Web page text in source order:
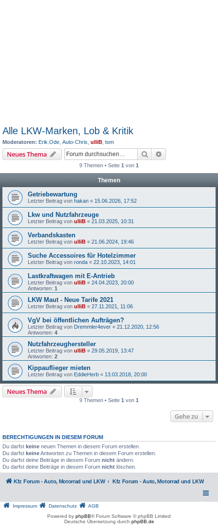
Alle LKW-Marken, Lob & Kritik
Moderatoren: Erik.Ode Auto-Chris ulliB tom
Neues Thema Suche
9 Themen • Seite 1 von 1
Themen
Getriebewartung
Letzter Beitrag von hakan « 15.06.2026, 17:52
Lkw und Nutzfahrzeuge
Letzter Beitrag von ulliB « 21.03.2025, 10:31
Verbandskasten
Letzter Beitrag von ulliB « 21.06.2024, 19:46
Suche Accessoires für Hotelzimmer
Letzter Beitrag von ronda « 22.10.2023, 14:01
Lastkraftwagen mit E-Antrieb
Letzter Beitrag von ulliB « 24.04.2023, 20:00
Antworten: 1
LKW Maut - Neue Tarife 2021
Letzter Beitrag von ulliB « 27.11.2021, 11:06
VgV bei öffentlichen Aufträgen?
Letzter Beitrag von Dremmler4ever « 21.12.2020, 12:56
Antworten: 4
Nutzfahrzeughersteller
Letzter Beitrag von ulliB « 29.05.2019, 13:47
Antworten: 2
Kippauflieger mieten
Letzter Beitrag von EddieHerb « 13.03.2018, 20:00
Neues Thema
9 Themen • Seite 1 von 1
Gehe zu
BERECHTIGUNGEN IN DIESEM FORUM
Du darfst keine neuen Themen in diesem Forum erstellen.
Du darfst keineAntworten zu Themen in diesem Forum erstellen.
Du darfst deine Beiträge in diesem Forum nicht ändern.
Du darfst deine Beiträge in diesem Forum nicht löschen.
Kfz Forum - Auto, Motorrad und LKW Kfz Forum - Auto, Motorrad und LKW
Impressum Datenschutz
AGB
Powered by phpBB® Forum Software © phpBB Limited
Deutsche Übersetzung durch phpBB.de